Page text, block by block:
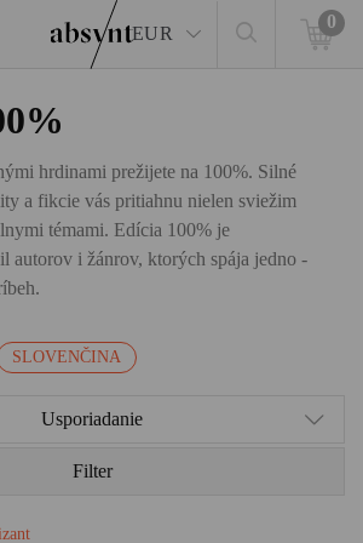
EUR
0
hrdinami prežijete na 100%. Silné
a fikcie vás pritiahnu nielen sviežim
témami. Edícia 100% je
autorov i žánrov, ktorých spája jedno -
SLOVENČINA
Usporiadanie
Filter